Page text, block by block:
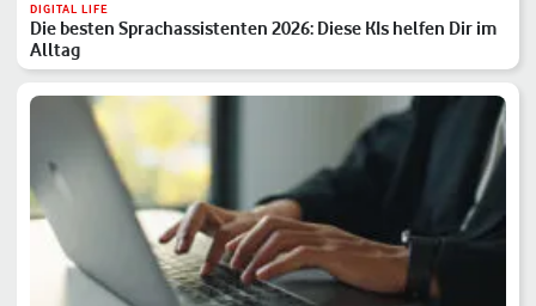
DIGITAL LIFE
Die besten Sprachassistenten 2026: Diese KIs helfen Dir im
Alltag